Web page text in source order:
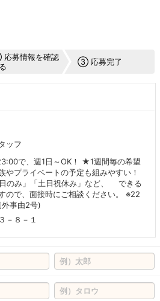
募情報を確認
③ 応募完了
ッフ
で、週1日～OK！ ★1週間毎の希望
やプライベートの予定も組みやすい！
のみ」「土日祝休み」など、 できる
ので、面接時にご相談ください。 ※22
事由2号)
－８－１